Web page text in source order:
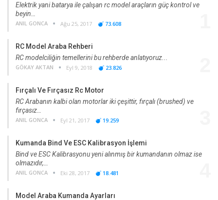
Elektrik yani batarya ile çalışan rc model araçların güç kontrol ve
beyin…
ANIL GONCA Ağu 25, 2017 73.608
RC Model Araba Rehberi
RC modelciliğin temellerini bu rehberde anlatıyoruz...
GÖKAY AKTAN Eyl 9, 2018 23.826
Fırçalı Ve Fırçasız Rc Motor
RC Arabanın kalbi olan motorlar iki çeşittir, fırçalı (brushed) ve
fırçasız…
ANIL GONCA Eyl 21, 2017 19.259
Kumanda Bind Ve ESC Kalibrasyon İşlemi
Bind ve ESC Kalibrasyonu yeni alınmış bir kumandanın olmaz ise
olmazıdır,…
ANIL GONCA Eki 28, 2017 18.481
Model Araba Kumanda Ayarları